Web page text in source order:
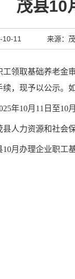
茂县10
10-11 来源：
工领取基础养老金
，现予以公示。
5年10月 11 日至10月
人力资源和社会
10月办理企业职工